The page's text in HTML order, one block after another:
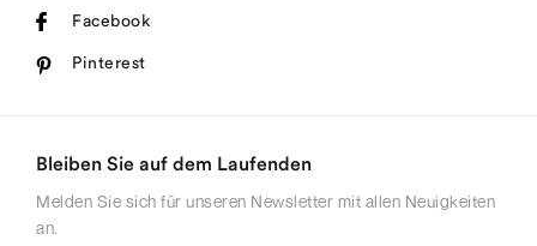
Facebook
Pinterest
Bleiben Sie auf dem Laufenden
Melden Sie sich für unseren Newsletter mit allen Neuigkeiten
an.